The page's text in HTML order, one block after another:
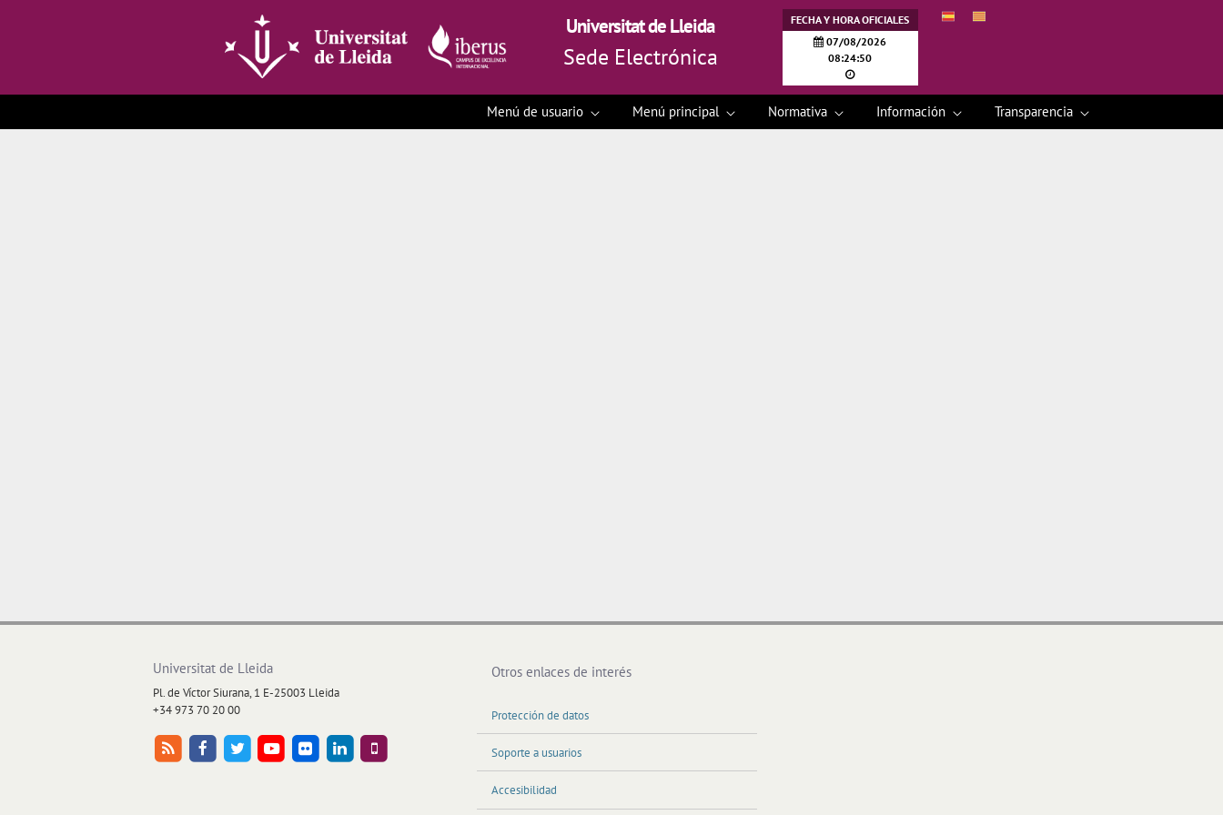
Universitat de Lleida
Sede Electrónica
FECHA Y HORA OFICIALES
07/08/2026
08:24:50
Menú de usuario Menú principal Normativa Información Transparencia
Universitat de Lleida
Pl. de Víctor Siurana, 1 E-25003 Lleida
+34 973 70 20 00
Otros enlaces de interés
Protección de datos
Soporte a usuarios
Accesibilidad